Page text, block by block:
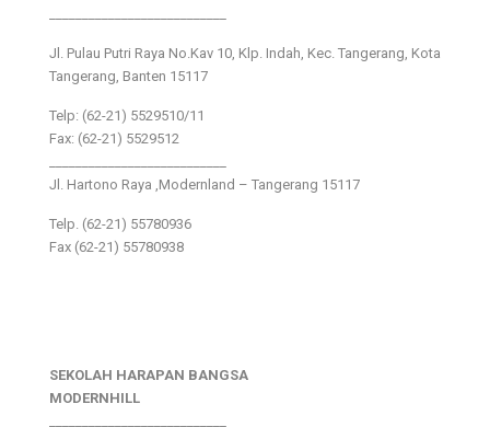
Jl. Pulau Putri Raya No.Kav 10, Klp. Indah, Kec. Tangerang, Kota
Tangerang, Banten 15117
Telp: (62-21) 5529510/11
Fax: (62-21) 5529512
Jl. Hartono Raya ,Modernland – Tangerang 15117
Telp. (62-21) 55780936
Fax (62-21) 55780938
SEKOLAH HARAPAN BANGSA
MODERNHILL